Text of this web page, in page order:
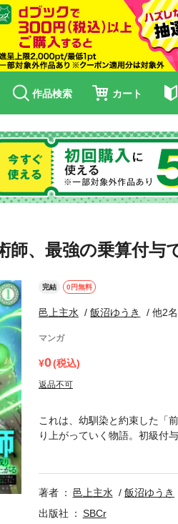
作品検索 カート
師、最強の乗算付
完結 0円無料
邑上主水 飯沼ゆうき 他2名
マンガ
0(税込)
返品不可
これは、幼馴染と約束した「
り上がっていく物語。初級付
計算式は「加算」ではなく「
ジョンの凶悪なボスを討伐し
成り上がっていく。
著者 邑上主水 飯沼ゆうき
出版社
SBCr